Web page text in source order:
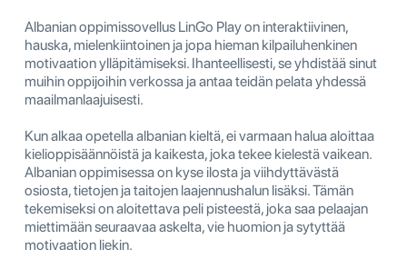
Albanian oppimissovellus LinGo Play on interaktiivinen,
hauska, mielenkiintoinen ja jopa hieman kilpailuhenkinen
motivaation ylläpitämiseksi. Ihanteellisesti, se yhdistää sinut
muihin oppijoihin verkossa ja antaa teidän pelata yhdessä
maailmanlaajuisesti.
Kun alkaa opetella albanian kieltä, ei varmaan halua aloittaa
kielioppisäännöistä ja kaikesta, joka tekee kielestä vaikean.
Albanian oppimisessa on kyse ilosta ja viihdyttävästä
osiosta, tietojen ja taitojen laajennushalun lisäksi. Tämän
tekemiseksi on aloitettava peli pisteestä, joka saa pelaajan
miettimään seuraavaa askelta, vie huomion ja sytyttää
motivaation liekin.